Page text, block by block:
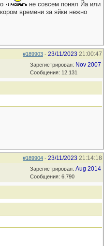
не совсем понял Йа или
времени за яйки нежно
#189903 - 23/11/2023 21:00:47
Зарегистрирован: Nov 2007
Сообщения: 12,131
#189904 - 23/11/2023 21:14:18
Зарегистрирован: Aug 2014
Сообщения: 6,790